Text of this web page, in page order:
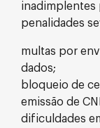
inadimplentes
penalidades
multas por
dados;
bloqueio de
emissão de
dificuldades